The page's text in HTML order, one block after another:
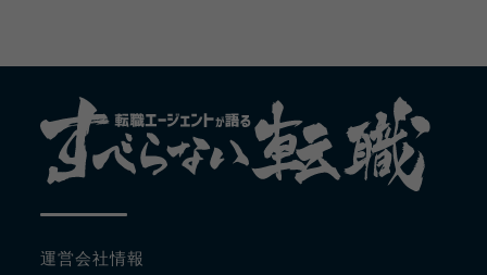
運営会社情報